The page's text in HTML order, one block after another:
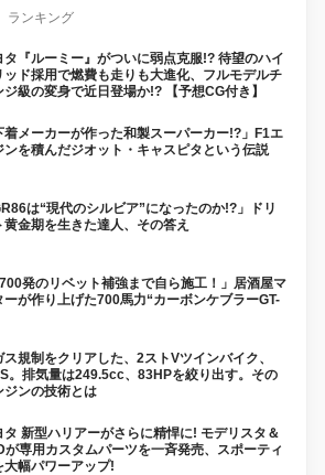
ランキング
タ『ルーミー』がついに弱点克服!? 待望のハイ
ッド採用で燃費も走りも大進化、フルモデルチ
ジ級の変身で近日登場か!? 【予想CG付き】
着メーカーが作った和製スーパーカー!?」F1エ
ンを積んだジオット・キャスピタという伝説
は“現代のシルビア”になったのか!?」ドリ
黄金期を生きた達人、その答え
発のリベット補強まで自ら施工！」居酒屋マ
ーが作り上げた700馬力“カーボンケブラーGT-
ス規制をクリアした、2ストVツインバイク、
。排気量は249.5cc、83HPを絞り出す。その
ジンの技術とは
タ 新型ハリアーがさらに精悍に! モデリスタ＆
が専用カスタムパーツを一斉発売、スポーティ
大幅パワーアップ!